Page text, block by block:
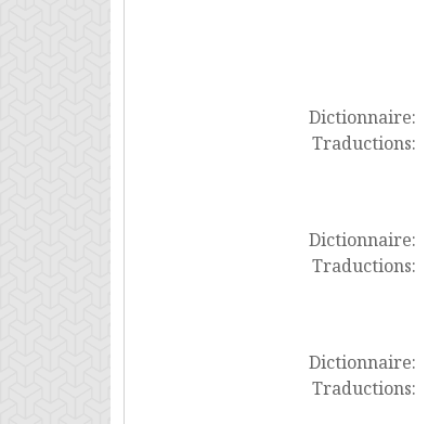
Dictionnaire:
Traductions:
Dictionnaire:
Traductions:
Dictionnaire:
Traductions: